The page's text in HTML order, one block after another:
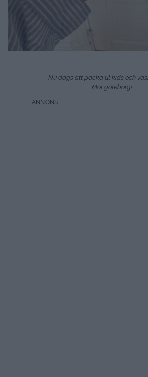
Nu dags att packa ut kids och
Mot göteborg!